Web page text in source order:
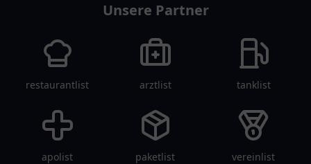
Unsere Partner
restaurantlist arztlist tanklist
apolist paketlist vereinlist